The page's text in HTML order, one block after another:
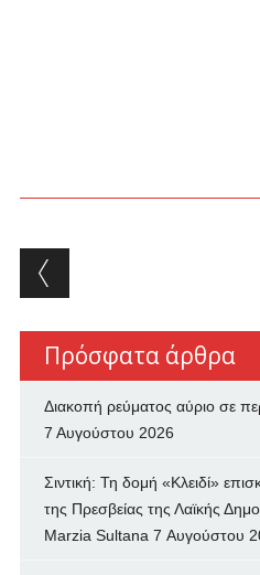
Post
Πρόσφατα άρθρα
Διακοπή ρεύματος αύριο σε
7 Αυγούστου 2026
Σιντική: Τη δομή «Κλειδί»
της Πρεσβείας της Λαϊκής
Marzia Sultana 7 Αυγούστου